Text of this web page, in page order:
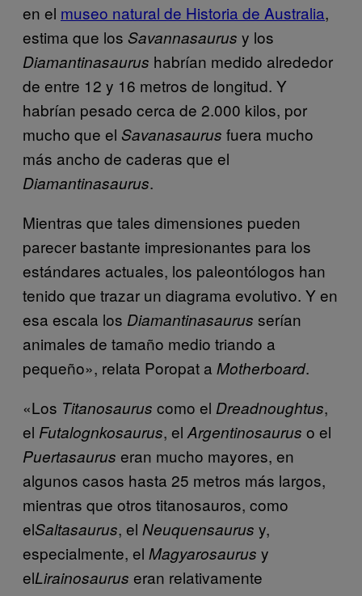
en el museo natural de Historia de Australia,
estima que los Savannasaurus y los
Diamantinasaurus habrían medido alrededor
de entre 12 y 16 metros de longitud. Y
habrían pesado cerca de 2.000 kilos, por
mucho que el Savanasaurus fuera mucho
más ancho de caderas que el
Diamantinasaurus.
Mientras que tales dimensiones pueden
parecer bastante impresionantes para los
estándares actuales, los paleontólogos han
tenido que trazar un diagrama evolutivo. Y en
esa escala los Diamantinasaurus serían
animales de tamaño medio triando a
pequeño», relata Poropat a Motherboard.
«Los Titanosaurus como el Dreadnoughtus,
el Futalognkosaurus, el Argentinosaurus o el
Puertasaurus eran mucho mayores, en
algunos casos hasta 25 metros más largos,
mientras que otros titanosauros, como
elSaltasaurus, el Neuquensaurus y,
especialmente, el Magyarosaurus y
elLirainosaurus eran relativamente